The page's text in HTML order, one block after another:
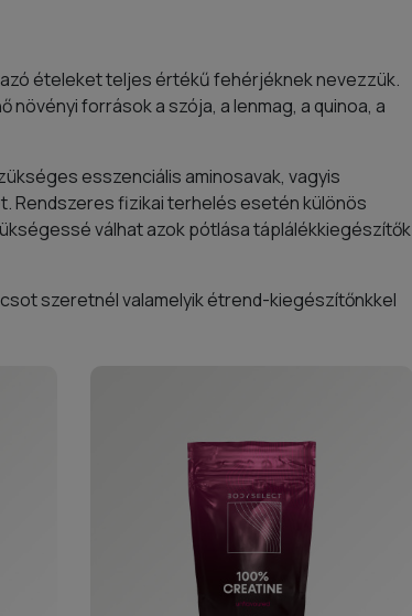
ételeket teljes értékű fehérjéknek nevezzük.
források a szója, a lenmag, a quinoa, a
esszenciális aminosavak, vagyis
Rendszeres fizikai terhelés esetén különös
válhat azok pótlása táplálékkiegészítők
szeretnél valamelyik étrend-kiegészítőnkkel